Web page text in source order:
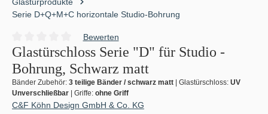
Serie D+Q+M+C horizontale Studio-Bohrung
Durchschnittliche Bewertung von 0 von 5 Sternen
Bewerten
Glastürschloss Serie "D" für Studio -
Bohrung, Schwarz matt
Bänder Zubehör: 3 teilige Bänder / schwarz matt | Glastürschloss: UV
Unverschließbar | Griffe: ohne Griff
C&F Köhn Design GmbH & Co. KG